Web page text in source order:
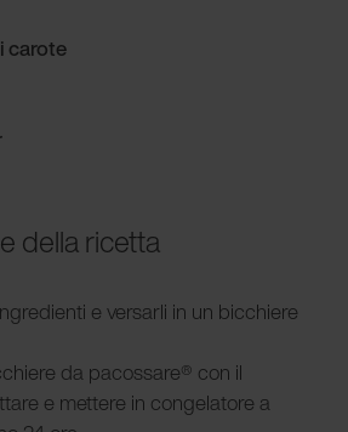
carote
della ricetta
e versarli in un bicchiere
da pacossare® con il
e mettere in congelatore a